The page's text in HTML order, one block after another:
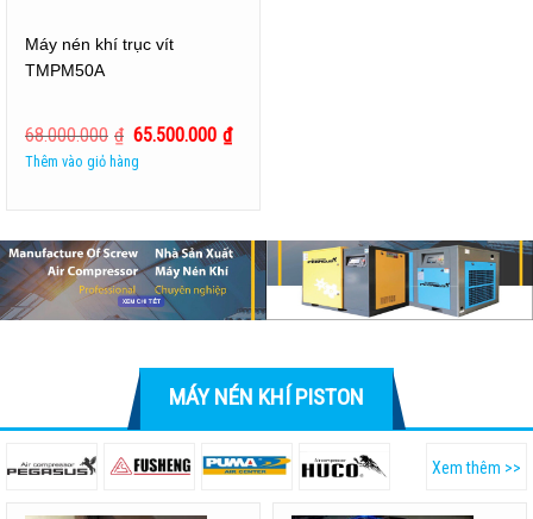
Máy nén khí trục vít
TMPM50A
68.000.000 ₫ 65.500.000 ₫
Thêm vào giỏ hàng
MÁY NÉN KHÍ PISTON
Xem thêm >>